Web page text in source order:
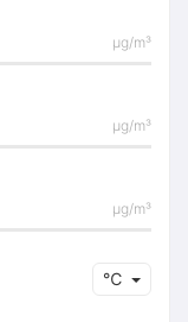
μg/m³
μg/m³
μg/m³
℃